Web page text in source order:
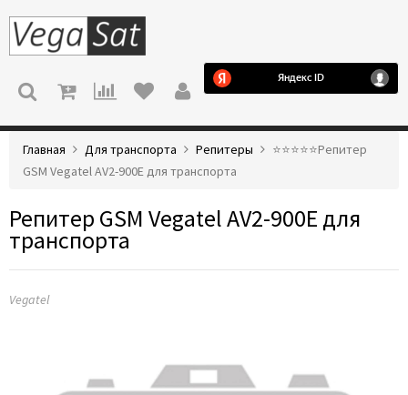
МЕНЮ
Главная Для транспорта Репитеры
⭐️⭐️⭐️⭐️⭐️Репитер
GSM Vegatel AV2-900E для транспорта
Репитер GSM Vegatel AV2-900E для
транспорта
Vegatel